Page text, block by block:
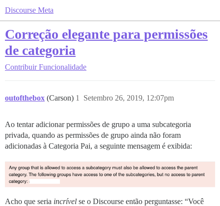
Discourse Meta
Correção elegante para permissões
de categoria
Contribuir Funcionalidade
outofthebox (Carson) Setembro 26, 2019, 12:07pm
1
Ao tentar adicionar permissões de grupo a uma subcategoria
privada, quando as permissões de grupo ainda não foram
adicionadas à Categoria Pai, a seguinte mensagem é exibida:
Acho que seria incrível se o Discourse então perguntasse: “Você